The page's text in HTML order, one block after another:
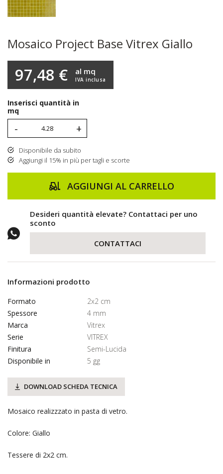
Mosaico Project Base Vitrex Giallo
97,48 € IVA inclusa
al mq
Inserisci quantità in
mq
- +
Disponibile da subito
Aggiungi il 15% in più per tagli e scorte
AGGIUNGI AL CARRELLO
Desideri quantità elevate? Contattaci per uno
sconto
CONTATTACI
Informazioni prodotto
Formato
2x2 cm
Spessore
4 mm
Marca
Vitrex
Serie
VITREX
Finitura
Semi-Lucida
Disponibile in
5 gg
DOWNLOAD SCHEDA TECNICA
Mosaico realizzzato in pasta di vetro.
Colore: Giallo
Tessere di 2x2 cm.